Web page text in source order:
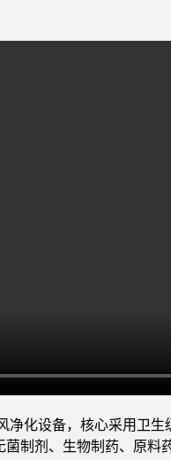
化设备，核心采用卫
制剂、生物制药、原